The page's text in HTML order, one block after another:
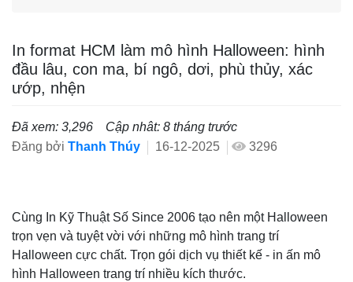
In format HCM làm mô hình Halloween: hình
đầu lâu, con ma, bí ngô, dơi, phù thủy, xác
ướp, nhện
Đã xem: 3,296
Cập nhât: 8 tháng trước
Đăng bởi Thanh Thúy 16-12-2025 3296
Cùng In Kỹ Thuật Số Since 2006 tạo nên một Halloween
trọn vẹn và tuyệt vời với những mô hình trang trí
Halloween cực chất. Trọn gói dịch vụ thiết kế - in ấn mô
hình Halloween trang trí nhiều kích thước.